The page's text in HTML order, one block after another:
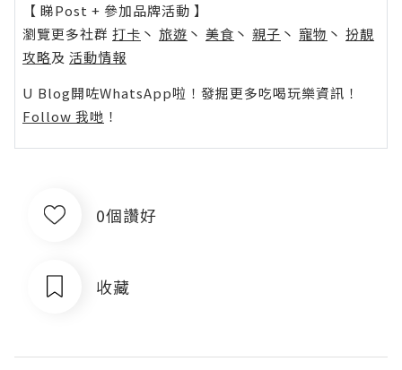
【 睇Post + 參加品牌活動 】
瀏覽更多社群 打卡 丶 旅遊 丶 美食 丶 親子 丶 寵物 丶 扮靚
攻略及 活動情報
U Blog開咗WhatsApp啦！發掘更多吃喝玩樂資訊！
Follow 我哋 ！
0個讚好
收藏